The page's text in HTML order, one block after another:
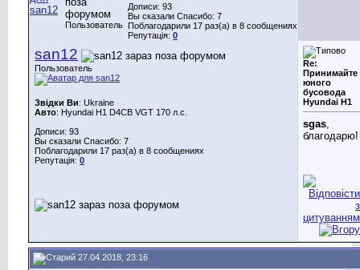
Пользователь
Дописи: 93
Вы сказали Спасибо: 7
Поблагодарили 17 раз(а) в 8 сообщениях
Репутація: 0
san12
Пользователь
Звідки Ви: Ukraine
Авто: Hyundai H1 D4CB VGT 170 л.с.
Дописи: 93
Вы сказали Спасибо: 7
Поблагодарили 17 раз(а) в 8 сообщениях
Репутація: 0
Re:
Принимайте
юного
бусовода
Hyundai H1
sgas
благодарю!
27.04.2018, 23:16